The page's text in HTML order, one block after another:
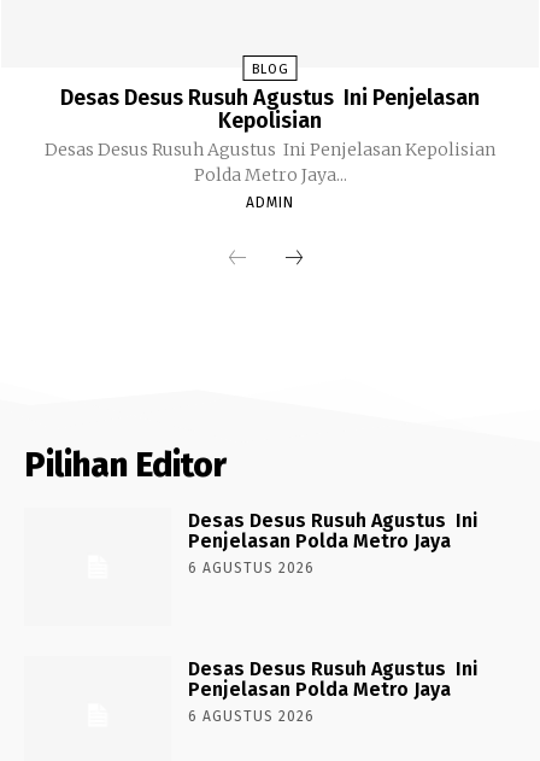
BLOG
Desas Desus Rusuh Agustus Ini Penjelasan
Kepolisian
Desas Desus Rusuh Agustus Ini Penjelasan Kepolisian
Polda Metro Jaya...
ADMIN
Pilihan Editor
Desas Desus Rusuh Agustus Ini
Penjelasan Polda Metro Jaya
6 AGUSTUS 2026
Desas Desus Rusuh Agustus Ini
Penjelasan Polda Metro Jaya
6 AGUSTUS 2026